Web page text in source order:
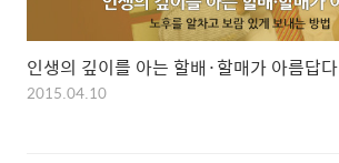
인생의 깊이를 아는 할배·할매가 아름답다
2015.04.10